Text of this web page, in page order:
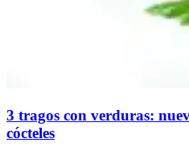
3 tragos con verduras:
cócteles